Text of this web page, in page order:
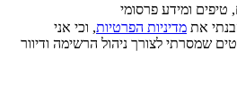
ומידע פרסומי
את מדיניות הפרטיות, וכי אני
שמסרתי לצורך ניהול הרשימה ודיוור